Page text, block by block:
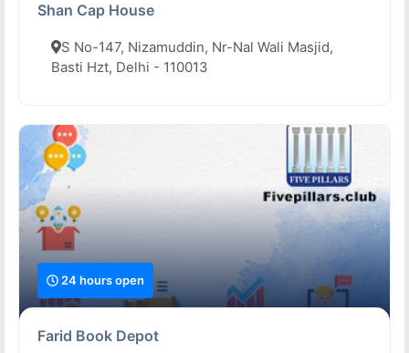
Shan Cap House
S No-147, Nizamuddin, Nr-Nal Wali Masjid,
Basti Hzt, Delhi - 110013
24 hours open
Farid Book Depot